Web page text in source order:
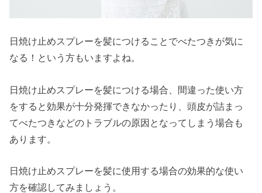
日焼け止めスプレーを髪につけることでべたつきが気に
なる！という方もいますよね。
日焼け止めスプレーを髪につける場合、間違った使い方
をすると効果が十分発揮できなかったり、頭皮が詰まっ
てべたつきなどのトラブルの原因となってしまう場合も
あります。
日焼け止めスプレーを髪に使用する場合の効果的な使い
方を確認してみましょう。